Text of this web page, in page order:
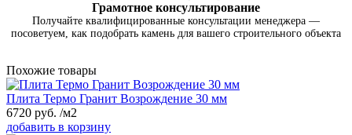
Грамотное консультирование
Получайте квалифицированные консультации менеджера —
посоветуем, как подобрать камень для вашего строительного объекта
Похожие товары
Плита Термо Гранит Возрождение 30 мм
6720 руб. /м2
добавить в корзину